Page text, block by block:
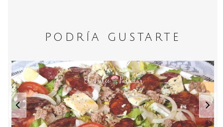
PODRÍA GUSTARTE